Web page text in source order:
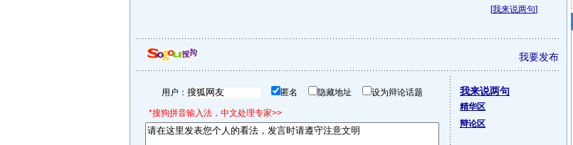
[我来说两句]
我要发布
用户： 匿名 隐藏地址 设为辩论话题
*搜狗拼音输入法，中文处理专家>>
我来说两句
精华区
辩论区